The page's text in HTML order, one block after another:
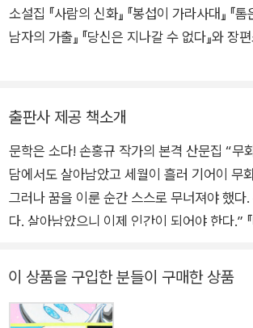
소설집 『사람의 신화』 『봉섭이 가라사대』 『톰
남자의 가출』 『당신은 지나갈 수 없다』와 장
쳐 돌아가는 저녁』 등이 있다. 노근리평화문
수상했다.
출판사 제공 책소개
문학은 소다! 손홍규 작가의 본격 산문집 “무화과 씨는 경계에 선
담에서도 살아남았고 세월이 흘러 기어이 무화과나무로 자랐다.
그러나 꿈을 이룬 순간 스스로 무너져야 했다. 우리는 살아남았
다. 살아남았으니 이제 인간이 되어야 한다.” 『마음을 다쳐 돌아
대상을 수상한 손홍규 작가의 산문집이다. 슬
명을 이해해보려는 시도는 왜 늘 실패하는가,
이 상품을 구입한 분들이 구매한 상품